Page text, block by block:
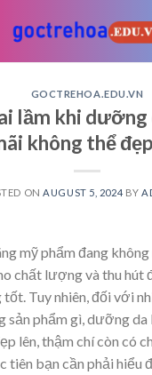
GOCTREHOA.EDU.VN
lầm khi dưỡng
không thể
ON AUGUST 5, 2024 BY
mỹ phẩm đang
chất lượng và thu hút
tốt. Tuy nhiên, đối với
sản phẩm gì, dưỡng da
lên, thậm chí còn có
bạn cần phải hiểu